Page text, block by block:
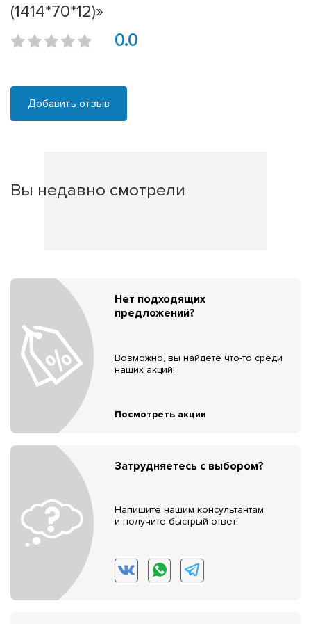
(1414*70*12)»
0.0
Добавить отзыв
Вы недавно смотрели
Нет подходящих
предложений?
Возможно, вы найдёте что-то среди
наших акций!
Посмотреть акции
Затрудняетесь с выбором?
Напишите нашим консультантам
и получите быстрый ответ!